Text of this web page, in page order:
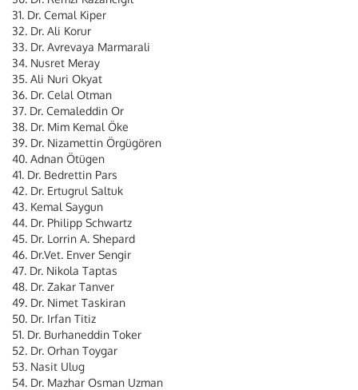
31. Dr. Cemal Kiper
32. Dr. Ali Korur
33. Dr. Avrevaya Marmarali
34. Nusret Meray
35. Ali Nuri Okyat
36. Dr. Celal Otman
37. Dr. Cemaleddin Or
38. Dr. Mim Kemal Öke
39. Dr. Nizamettin Örgügören
40. Adnan Ötügen
41. Dr. Bedrettin Pars
42. Dr. Ertugrul Saltuk
43. Kemal Saygun
44. Dr. Philipp Schwartz
45. Dr. Lorrin A. Shepard
46. Dr.Vet. Enver Sengir
47. Dr. Nikola Taptas
48. Dr. Zakar Tanver
49. Dr. Nimet Taskiran
50. Dr. Irfan Titiz
51. Dr. Burhaneddin Toker
52. Dr. Orhan Toygar
53. Nasit Ulug
54. Dr. Mazhar Osman Uzman